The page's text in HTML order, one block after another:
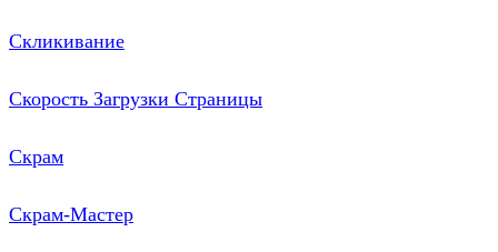
Скликивание
Скорость Загрузки Страницы
Скрам
Скрам-Мастер